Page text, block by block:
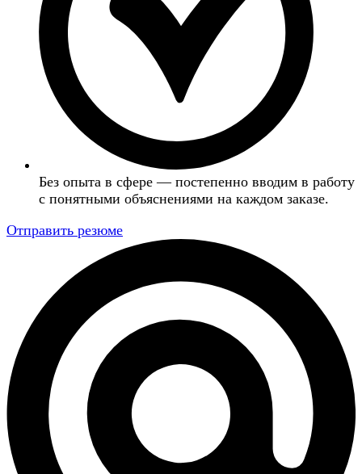
Без опыта в сфере — постепенно вводим в работу
с понятными объяснениями на каждом заказе.
Отправить резюме